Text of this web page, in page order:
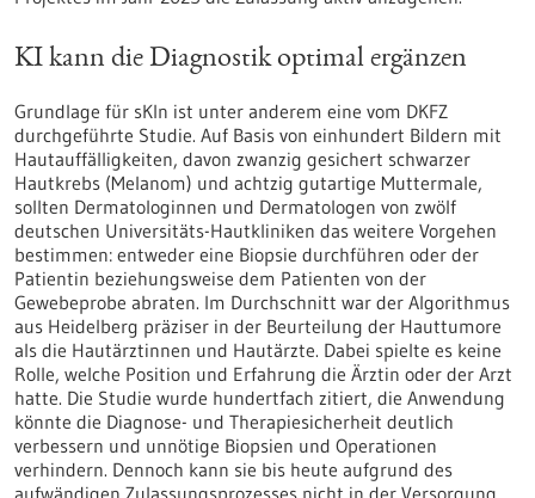
KI kann die Diagnostik optimal ergänzen
Grundlage für sKIn ist unter anderem eine vom DKFZ
durchgeführte Studie. Auf Basis von einhundert Bildern mit
Hautauffälligkeiten, davon zwanzig gesichert schwarzer
Hautkrebs (Melanom) und achtzig gutartige Muttermale,
sollten Dermatologinnen und Dermatologen von zwölf
deutschen Universitäts-Hautkliniken das weitere Vorgehen
bestimmen: entweder eine Biopsie durchführen oder der
Patientin beziehungsweise dem Patienten von der
Gewebeprobe abraten. Im Durchschnitt war der Algorithmus
aus Heidelberg präziser in der Beurteilung der Hauttumore
als die Hautärztinnen und Hautärzte. Dabei spielte es keine
Rolle, welche Position und Erfahrung die Ärztin oder der Arzt
hatte. Die Studie wurde hundertfach zitiert, die Anwendung
könnte die Diagnose- und Therapiesicherheit deutlich
verbessern und unnötige Biopsien und Operationen
verhindern. Dennoch kann sie bis heute aufgrund des
aufwändigen Zulassungsprozesses nicht in der Versorgung